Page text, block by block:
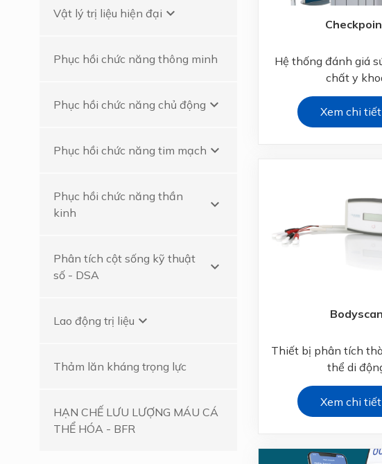
Vật lý trị liệu hiện đại keyboard_arrow_down
Phục hồi chức năng thông minh
Phục hồi chức năng chủ động keyboard_arrow_down
Phục hồi chức năng tim mạch keyboard_arrow_down
Phục hồi chức năng thần
kinh
keyboard_arrow_down
Phân tích cột sống kỹ thuật
số - DSA
keyboard_arrow_down
Lao động trị liệu keyboard_arrow_down
Thảm lăn kháng trọng lực
HẠN CHẾ LƯU LƯỢNG MÁU CÁ
THỂ HÓA - BFR
Hệ thống đánh giá
chất y
Xem chi tiết
Bodyscan
Thiết bị phân tích
thể di
Xem chi tiết